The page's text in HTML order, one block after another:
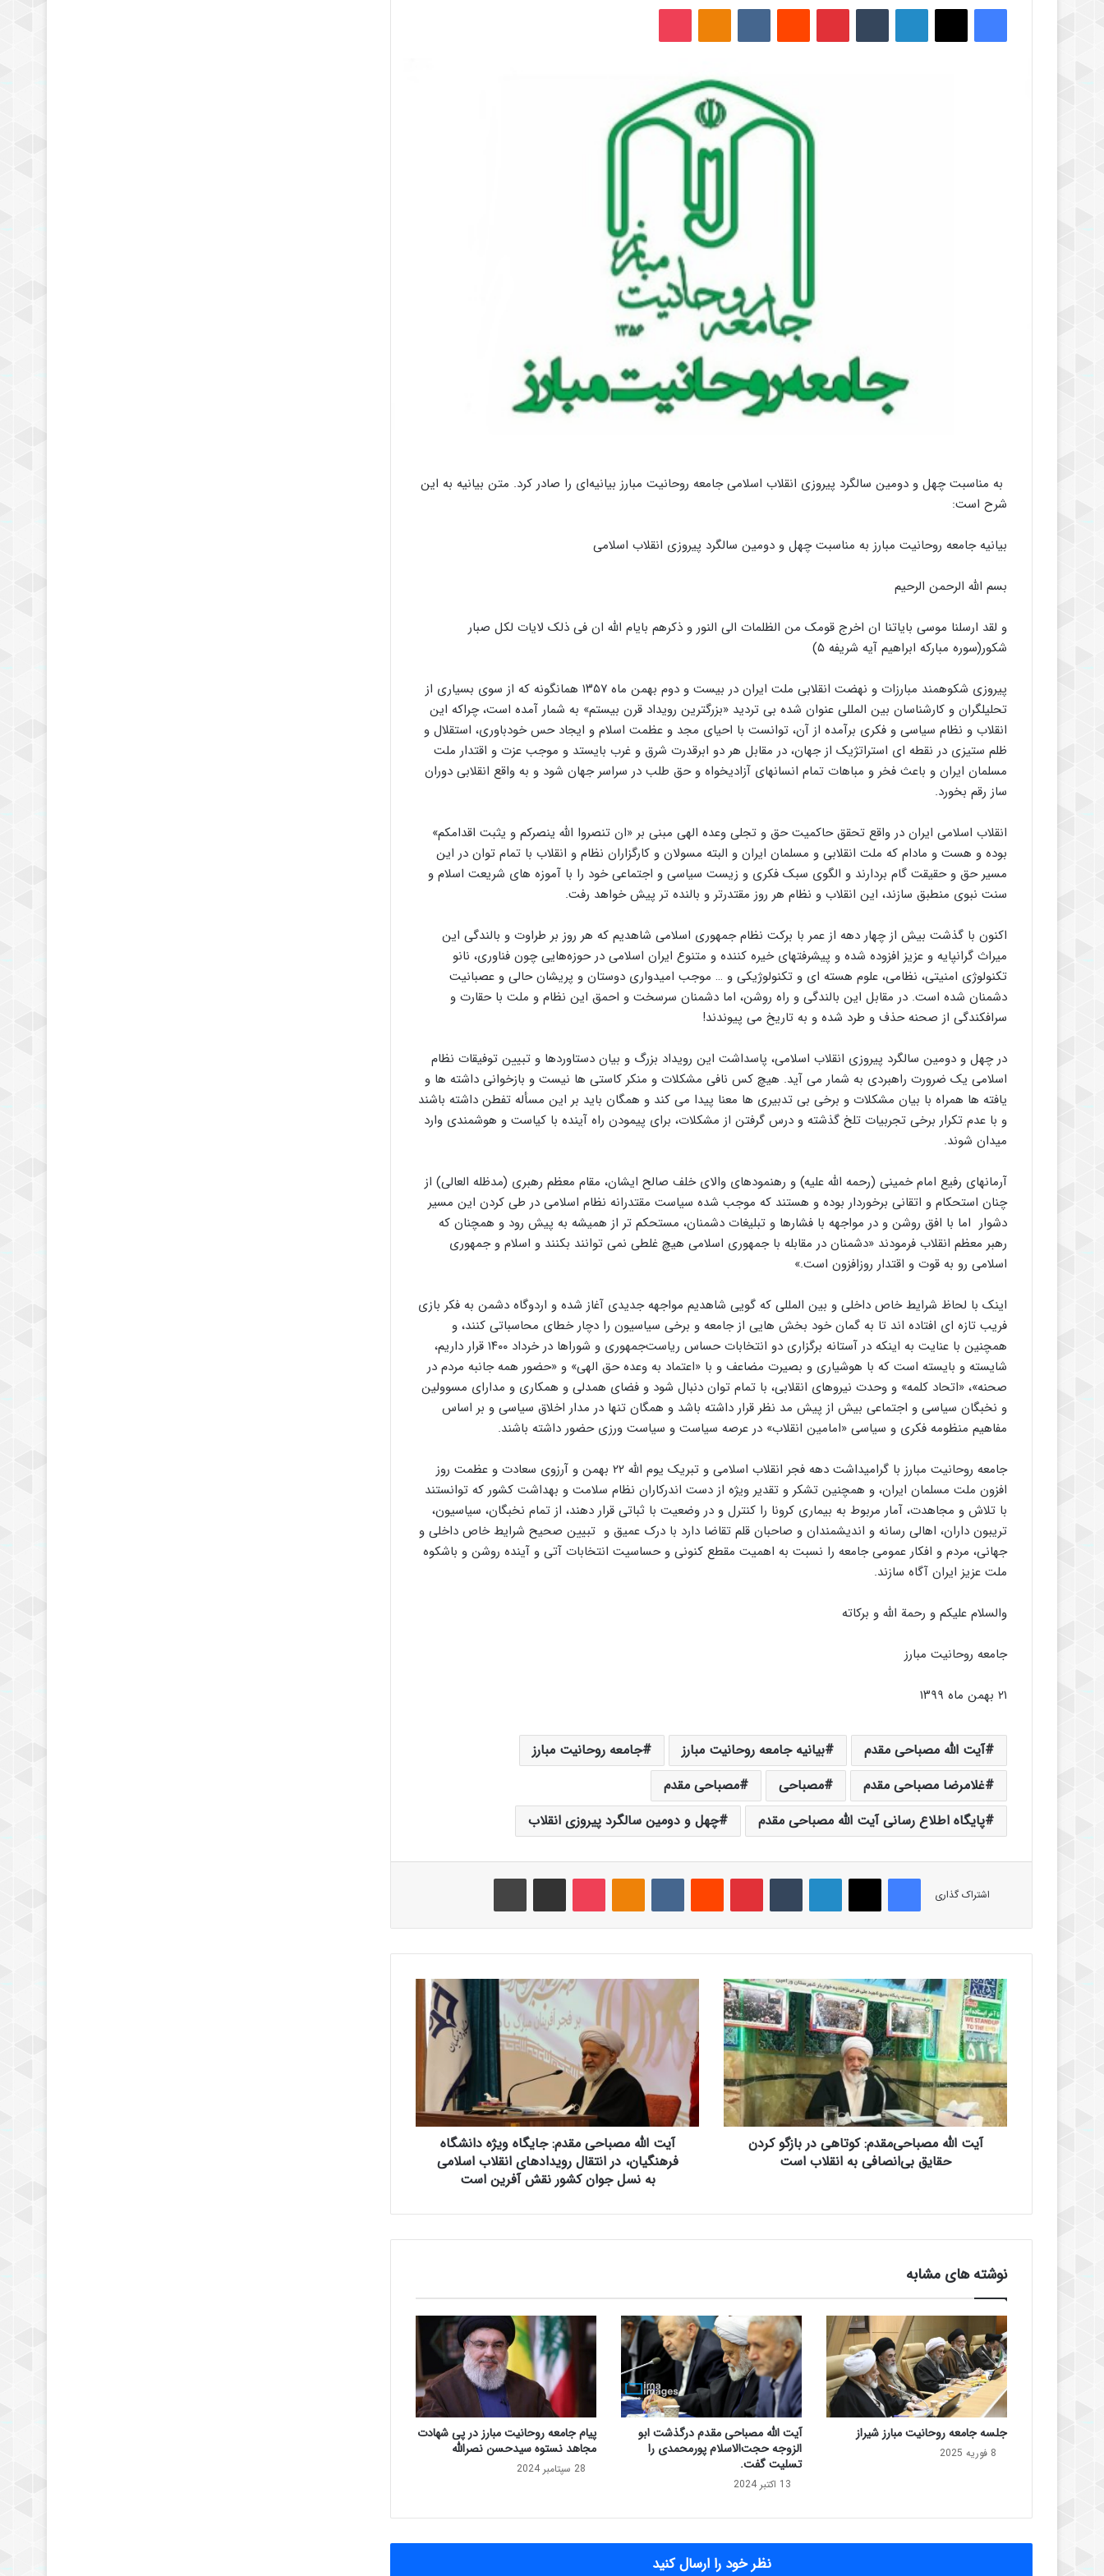
فیس بوک لینکدین ‫پین‌ترست ‫رددیت
به مناسبت چهل و دومین سالگرد پیروزی انقلاب اسلامی جامعه روحانیت مبارز بیانیه‌ای را صادر کرد. متن بیانیه به این
شرح است:
بیانیه جامعه روحانیت مبارز به مناسبت چهل و دومین سالگرد پیروزی انقلاب اسلامی
بسم الله الرحمن الرحیم
و لقد ارسلنا موسی بایاتنا ان اخرج قومک من الظلمات الی النور و ذکرهم بایام الله ان فی ذلک لایات لکل صبار
شکور(سوره مبارکه ابراهیم آیه شریفه ۵)
پیروزی شکوهمند مبارزات و نهضت انقلابی ملت ایران در بیست و دوم بهمن ماه ۱۳۵۷ همانگونه که از سوی بسیاری از
تحلیلگران و کارشناسان بین المللی عنوان شده بی تردید «بزرگترین رویداد قرن بیستم» به شمار آمده است، چراکه این
انقلاب و نظام سیاسی و فکری برآمده از آن، توانست با احیای مجد و عظمت اسلام و ایجاد حس خودباوری، استقلال و
ظلم ستیزی در نقطه ای استراتژیک از جهان، در مقابل هر دو ابرقدرت شرق و غرب بایستد و موجب عزت و اقتدار ملت
مسلمان ایران و باعث فخر و مباهات تمام انسانهای آزادیخواه و حق طلب در سراسر جهان شود و به واقع انقلابی دوران
ساز رقم بخورد.
انقلاب اسلامی ایران در واقع تحقق حاکمیت حق و تجلی وعده الهی مبنی بر «ان تنصروا الله ینصرکم و یثبت اقدامکم»
بوده و هست و مادام که ملت انقلابی و مسلمان ایران و البته مسولان و کارگزاران نظام و انقلاب با تمام توان در این
مسیر حق و حقیقت گام بردارند و الگوی سبک فکری و زیست سیاسی و اجتماعی خود را با آموزه های شریعت اسلام و
سنت نبوی منطبق سازند، این انقلاب و نظام هر روز مقتدرتر و بالنده تر پیش خواهد رفت.
اکنون با گذشت بیش از چهار دهه از عمر با برکت نظام جمهوری اسلامی شاهدیم که هر روز بر طراوت و بالندگی این
میراث گرانپایه و عزیز افزوده شده و پیشرفتهای خیره کننده و متنوع ایران اسلامی در حوزه‌هایی چون فناوری، نانو
تکنولوژی امنیتی، نظامی، علوم هسته ای و تکنولوژیکی و … موجب امیدواری دوستان و پریشان حالی و عصبانیت
دشمنان شده است. در مقابل این بالندگی و راه روشن، اما دشمنان سرسخت و احمق این نظام و ملت با حقارت و
سرافکندگی از صحنه حذف و طرد شده و به تاریخ می پیوندند!
در چهل و دومین سالگرد پیروزی انقلاب اسلامی، پاسداشت این رویداد بزرگ و بیان دستاوردها و تبیین توفیقات نظام
اسلامی یک ضرورت راهبردی به شمار می آید. هیچ کس نافی مشکلات و منکر کاستی ها نیست و بازخوانی داشته ها و
یافته ها همراه با بیان مشکلات و برخی بی تدبیری ها معنا پیدا می کند و همگان باید بر این مسأله تفطن داشته باشند
و با عدم تکرار برخی تجربیات تلخ گذشته و درس گرفتن از مشکلات، برای پیمودن راه آینده با کیاست و هوشمندی وارد
میدان شوند.
آرمانهای رفیع امام خمینی (رحمه الله علیه) و رهنمودهای والای خلف صالح ایشان، مقام معظم رهبری (مدظله العالی) از
چنان استحکام و اتقانی برخوردار بوده و هستند که موجب شده سیاست مقتدرانه نظام اسلامی در طی کردن این مسیر
دشوار اما با افق روشن و در مواجهه با فشارها و تبلیغات دشمنان، مستحکم تر از همیشه به پیش رود و همچنان که
رهبر معظم انقلاب فرمودند «دشمنان در مقابله با جمهوری اسلامی هیچ غلطی نمی توانند بکنند و اسلام و جمهوری
اسلامی رو به قوت و اقتدار روزافزون است.»
اینک با لحاظ شرایط خاص داخلی و بین المللی که گویی شاهدیم مواجهه جدیدی آغاز شده و اردوگاه دشمن به فکر بازی
فریب تازه ای افتاده اند تا به گمان خود بخش هایی از جامعه و برخی سیاسیون را دچار خطای محاسباتی کنند، و
همچنین با عنایت به اینکه در آستانه برگزاری دو انتخابات حساس ریاست‌جمهوری و شوراها در خرداد ۱۴۰۰ قرار داریم،
شایسته و بایسته است که با هوشیاری و بصیرت مضاعف و با «اعتماد به وعده حق الهی» و «حضور همه جانبه مردم در
صحنه»، «اتحاد کلمه» و وحدت نیروهای انقلابی، با تمام توان دنبال شود و فضای همدلی و همکاری و مدارای مسوولین
و نخبگان سیاسی و اجتماعی بیش از پیش مد نظر قرار داشته باشد و همگان تنها در مدار اخلاق سیاسی و بر اساس
مفاهیم منظومه فکری و سیاسی «امامین انقلاب» در عرصه سیاست و سیاست ورزی حضور داشته باشند.
جامعه روحانیت مبارز با گرامیداشت دهه فجر انقلاب اسلامی و تبریک یوم الله ۲۲ بهمن و آرزوی سعادت و عظمت روز
افزون ملت مسلمان ایران، و همچنین تشکر و تقدیر ویژه از دست اندرکاران نظام سلامت و بهداشت کشور که توانستند
با تلاش و مجاهدت، آمار مربوط به بیماری کرونا را کنترل و در وضعیت با ثباتی قرار دهند، از تمام نخبگان، سیاسیون،
تریبون داران، اهالی رسانه و اندیشمندان و صاحبان قلم تقاضا دارد با درک عمیق و تبیین صحیح شرایط خاص داخلی و
جهانی، مردم و افکار عمومی جامعه را نسبت به اهمیت مقطع کنونی و حساسیت انتخابات آتی و آینده روشن و باشکوه
ملت عزیز ایران آگاه سازند.
والسلام علیکم و رحمة الله و برکاته
جامعه روحانیت مبارز
۲۱ بهمن ماه ۱۳۹۹
آیت الله مصباحی مقدم بیانیه جامعه روحانیت مبارز
جامعه روحانیت مبارز
غلامرضا مصباحی مقدم
مصباحی
مصباحی مقدم
پایگاه اطلاع رسانی آیت الله مصباحی مقدم
چهل و دومین سالگرد پیروزی انقلاب
اشتراک گذاری
فیس بوک لینکدین ‫پین‌ترست ‫رددیت پاکت اشتراک گذاری از طریق ایمیل
آ
ی
ت
ا
ل
ه
م
ص
م
د
:
ک
و
ت
ا
ه
ی
د
ر
ب
ک
ر
آیت الله مصباحی‌مقدم: کوتاهی در بازگو کردن
حقایق بی‌انصافی به انقلاب است
آ
ی
ا
ل
ل
ه
م
ص
م
د
ج
ا
ی
گ
ا
ه
و
ی
ژ
ه
ش
گ
آیت الله مصباحی مقدم: جایگاه ویژه دانشگاه
فرهنگیان، در انتقال رویدادهای انقلاب اسلامی
به نسل جوان کشور نقش آفرین است
نوشته های مشابه
جلسه جامعه روحانیت مبارز شیراز
8 فوریه 2025
آیت الله مصباحی مقدم درگذشت ابو
الزوجه حجت‌الاسلام پورمحمدی را
تسلیت گفت.
13 اکتبر 2024
پیام جامعه روحانیت مبارز در پی شهادت
مجاهد نستوه سیدحسن نصرالله
28 سپتامبر 2024
نظر خود را ارسال کنید